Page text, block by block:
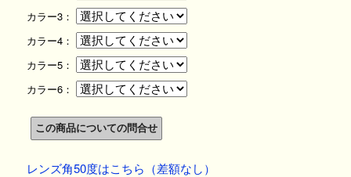
カラー3：
カラー4：
カラー5：
カラー6：
レンズ角50度はこちら（差額なし）